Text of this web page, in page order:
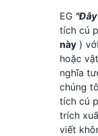
EG
tích cú
này )
hoặc
nghĩa
chúng
tích cú
trích
viết